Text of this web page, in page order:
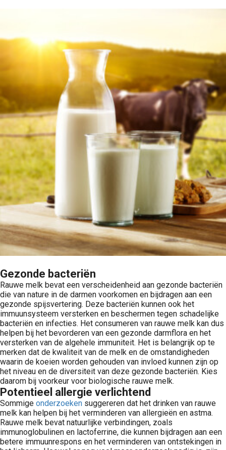
Gezonde bacteriën
Rauwe melk bevat een verscheidenheid aan gezonde bacteriën
die van nature in de darmen voorkomen en bijdragen aan een
gezonde spijsvertering. Deze bacteriën kunnen ook het
immuunsysteem versterken en beschermen tegen schadelijke
bacteriën en infecties. Het consumeren van rauwe melk kan dus
helpen bij het bevorderen van een gezonde darmflora en het
versterken van de algehele immuniteit. Het is belangrijk op te
merken dat de kwaliteit van de melk en de omstandigheden
waarin de koeien worden gehouden van invloed kunnen zijn op
het niveau en de diversiteit van deze gezonde bacteriën. Kies
daarom bij voorkeur voor biologische rauwe melk.
Potentieel allergie verlichtend
Sommige onderzoeken suggereren dat het drinken van rauwe
melk kan helpen bij het verminderen van allergieën en astma.
Rauwe melk bevat natuurlijke verbindingen, zoals
immunoglobulinen en lactoferrine, die kunnen bijdragen aan een
betere immuunrespons en het verminderen van ontstekingen in